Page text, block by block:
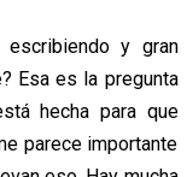
escribiendo y gran
Esa es la pregunta
hecha para que
parece importante